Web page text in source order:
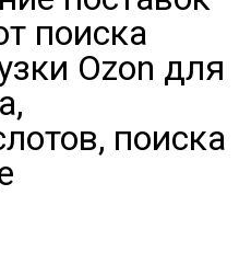
поиска
Ozon для
поиска